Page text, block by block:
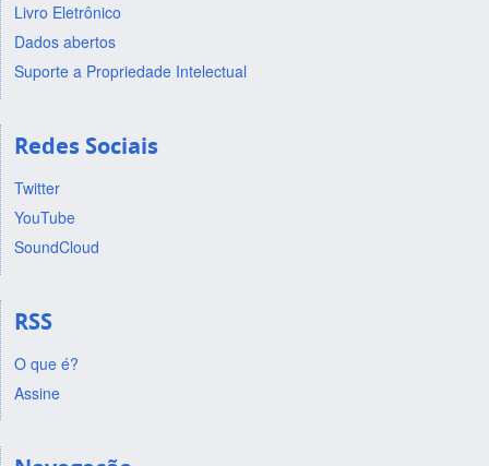
Livro Eletrônico
Dados abertos
Suporte a Propriedade Intelectual
Redes Sociais
Twitter
YouTube
SoundCloud
RSS
O que é?
Assine